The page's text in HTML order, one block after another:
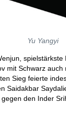
Yu Yangyi
mit Schwarz
Sieg feierte
Saidakbar
den Inder